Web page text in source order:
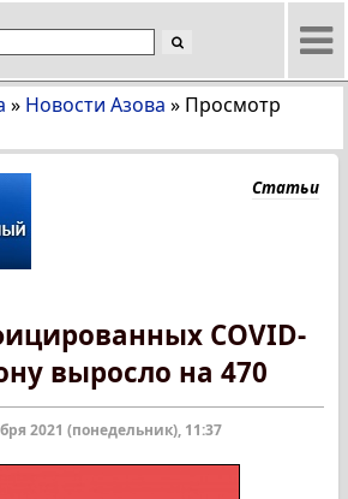
» Новости Азова » Просмотр
Статьи
COVID-
выросло на 470
2021 (понедельник), 11:37